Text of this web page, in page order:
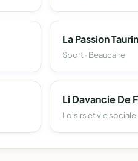
La Passion
Sport · Beaucaire
Li Davancie De
Loisirs et vie sociale